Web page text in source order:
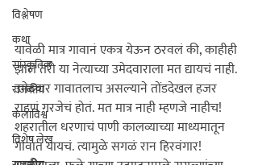
विश्लेषण
कथा
सांस्कृतिक
राजकीय
कलाविश्व
विशेष लेख
यावेळी मात्र गावानं एकत्र येऊन ठरवलं की, काहीही
झालं तरी या नेत्याच्या उमेदवाराला मत द्यायचं नाही.
उमेदवार गावातलाच असल्याने तोंडदेखल हजर
शहरातील धरणाचं पाणी कालव्याच्या माध्यमातून
गावात यायचं. त्यामुळे सगळं रान हिरवंगार!